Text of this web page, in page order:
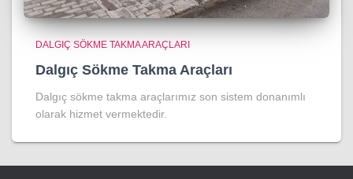
DALGIÇ SÖKME TAKMA ARAÇLARI
Dalgıç Sökme Takma Araçları
Dalgıç sökme takma araçlarımız son sistem donanımlı
olarak hizmet vermektedir.